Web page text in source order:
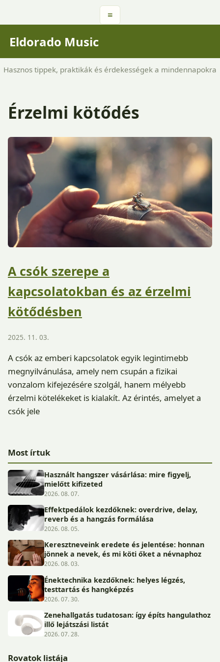
≡
Eldorado Music
Hasznos tippek, praktikák és érdekességek a mindennapokra
Érzelmi kötődés
A csók szerepe a
kapcsolatokban és az érzelmi
kötődésben
2025. 11. 03.
A csók az emberi kapcsolatok egyik legintimebb
megnyilvánulása, amely nem csupán a fizikai
vonzalom kifejezésére szolgál, hanem mélyebb
érzelmi kötelékeket is kialakít. Az érintés, amelyet a
csók jele
Most írtuk
Használt hangszer vásárlása: mire figyelj,
mielőtt kifizeted
2026. 08. 07.
Effektpedálok kezdőknek: overdrive, delay,
reverb és a hangzás formálása
2026. 08. 05.
Keresztneveink eredete és jelentése: honnan
jönnek a nevek, és mi köti őket a névnaphoz
2026. 08. 03.
Énektechnika kezdőknek: helyes légzés,
testtartás és hangképzés
2026. 07. 30.
Zenehallgatás tudatosan: így építs hangulathoz
illő lejátszási listát
2026. 07. 28.
Rovatok listája